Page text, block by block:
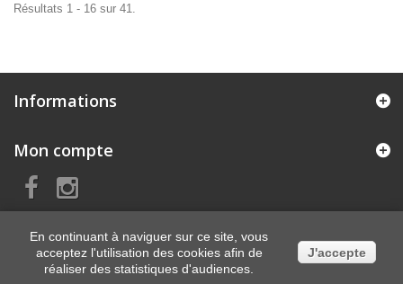
Résultats 1 - 16 sur 41.
Informations
Mon compte
En continuant à naviguer sur ce site, vous
acceptez l'utilisation des cookies afin de
réaliser des statistiques d'audiences.
J'accepte